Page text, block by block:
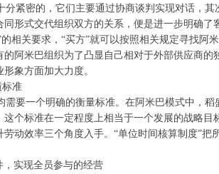
紧密的，它们主要通过协商谈判实现对话，
形式交代组织双方的关系，便是进一步明确了
相关要求，“买方”就可以按照相关规定寻找阿
阿米巴组织为了凸显自己相对于外部供应商
象方面加大力度。
准
要一个明确的衡量标准。在阿米巴模式中，
个标准在一定程度上相当于一个发展的战略
动效率三个角度入手。“单位时间核算制度”
实现全员参与的经营